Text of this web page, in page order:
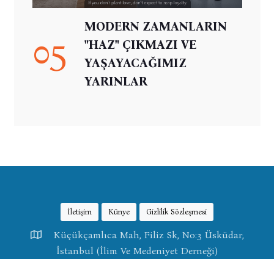
05
MODERN ZAMANLARIN
"HAZ" ÇIKMAZI VE
YAŞAYACAĞIMIZ
YARINLAR
İletişim Künye Gizlilik Sözleşmesi
Küçükçamlıca Mah, Filiz Sk, No:3 Üsküdar,
İstanbul (İlim Ve Medeniyet Derneği)